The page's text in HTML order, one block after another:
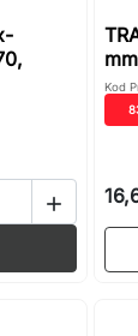

mm
Kod